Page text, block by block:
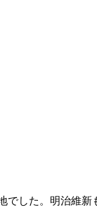
した。明治維新